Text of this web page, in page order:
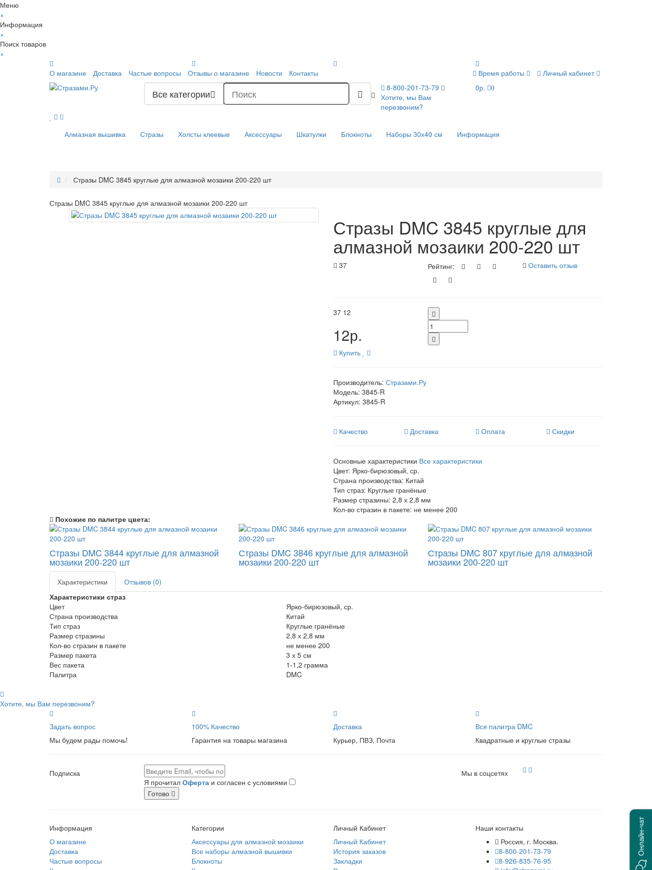
Меню
×
Информация
×
Поиск товаров
×
О магазине
Доставка Частые вопросы Отзывы о магазине Новости Контакты Время работы Личный кабинет
Все категории
8-800-201-73-79
Хотите, мы Вам
перезвоним?
0р. 0
Алмазная вышивка Стразы Холсты клеевые Аксессуары Шкатулки Блокноты Наборы 30х40 см Информация
Стразы DMC 3845 круглые для алмазной мозаики 200-220 шт
Стразы DMC 3845 круглые для алмазной мозаики 200-220 шт
Стразы DMC 3845 круглые для
алмазной мозаики 200-220 шт
37 Рейтинг: Оставить отзыв
37 12
12р.
Купить
Производитель: Стразами.Ру
Модель: 3845-R
Артикул: 3845-R
Качество Доставка Оплата Скидки
Основные характеристики Все характеристики
Цвет: Ярко-бирюзовый, ср.
Страна производства: Китай
Тип страз: Круглые гранёные
Размер стразины: 2,8 х 2,8 мм
Кол-во стразин в пакете: не менее 200
Похожие по палитре цвета:
Стразы DMC 3844 круглые для алмазной
мозаики 200-220 шт
Стразы DMC 3846 круглые для алмазной
мозаики 200-220 шт
Стразы DMC 807 круглые для алмазной
мозаики 200-220 шт
Характеристики
Отзывов (0)
Характеристики страз
Цвет
Ярко-бирюзовый, ср.
Страна производства
Китай
Тип страз
Круглые гранёные
Размер стразины
2,8 х 2,8 мм
Кол-во стразин в пакете
не менее 200
Размер пакета
3 х 5 см
Вес пакета
1-1,2 грамма
Палитра
DMC
Хотите, мы Вам перезвоним?
Задать вопрос
Мы будем рады помочь!
100% Качество
Гарантия на товары магазина
Доставка
Курьер, ПВЗ, Почта
Вся палитра DMC
Квадратные и круглые стразы
Подписка
Я прочитал Оферта и согласен с условиями
Готово
Мы в соцсетях
Информация
О магазине
Доставка
Частые вопросы
Категории
Аксессуары для алмазной мозаики
Все наборы алмазной вышивки
Блокноты
Личный Кабинет
Личный Кабинет
История заказов
Закладки
Наши контакты
Россия, г. Москва.
8-800-201-73-79
8-926-835-76-95
Онлайн-чат